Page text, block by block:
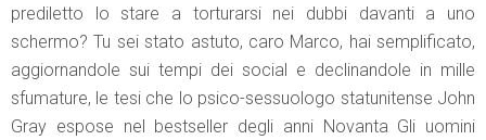
prediletto lo stare a torturarsi nei dubbi davanti a uno
schermo? Tu sei stato astuto, caro Marco, hai semplificato,
aggiornandole sui tempi dei social e declinandole in mille
sfumature, le tesi che lo psico-sessuologo statunitense John
Gray espose nel bestseller degli anni Novanta Gli uomini